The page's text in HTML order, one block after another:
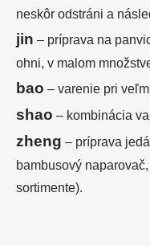
neskôr odstráni a
jin – príprava na
ohni, v malom
bao – varenie pri
shao – kombinácia
zheng – príprava
bambusový
sortimente).